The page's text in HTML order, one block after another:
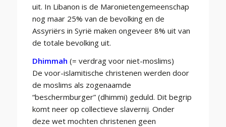
uit. In Libanon is de Maronietengemeenschap
nog maar 25% van de bevolking en de
Assyriërs in Syrië maken ongeveer 8% uit van
de totale bevolking uit.
Dhimmah (= verdrag voor niet-moslims)
De voor-islamitische christenen werden door
de moslims als zogenaamde
“beschermburger” (dhimmi) geduld. Dit begrip
komt neer op collectieve slavernij. Onder
deze wet mochten christenen geen